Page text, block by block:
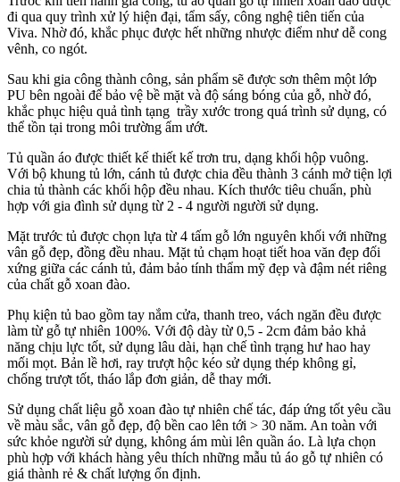
đi qua quy trình xử lý hiện đại, tẩm sấy, công nghệ tiên tiến của
Viva. Nhờ đó, khắc phục được hết những nhược điểm như dễ cong
vênh, co ngót.
Sau khi gia công thành công, sản phẩm sẽ được sơn thêm một lớp
PU bên ngoài để bảo vệ bề mặt và độ sáng bóng của gỗ, nhờ đó,
khắc phục hiệu quả tình tạng trầy xước trong quá trình sử dụng, có
thể tồn tại trong môi trường ẩm ướt.
Tủ quần áo được thiết kế thiết kế trơn tru, dạng khối hộp vuông.
Với bộ khung tủ lớn, cánh tủ được chia đều thành 3 cánh mở tiện lợi
chia tủ thành các khối hộp đều nhau. Kích thước tiêu chuẩn, phù
hợp với gia đình sử dụng từ 2 - 4 người người sử dụng.
Mặt trước tủ được chọn lựa từ 4 tấm gỗ lớn nguyên khối với những
vân gỗ đẹp, đồng đều nhau. Mặt tủ chạm hoạt tiết hoa văn đẹp đối
xứng giữa các cánh tủ, đảm bảo tính thẩm mỹ đẹp và đậm nét riêng
của chất gỗ xoan đào.
Phụ kiện tủ bao gồm tay nắm cửa, thanh treo, vách ngăn đều được
làm từ gỗ tự nhiên 100%. Với độ dày từ 0,5 - 2cm đảm bảo khả
năng chịu lực tốt, sử dụng lâu dài, hạn chế tình trạng hư hao hay
mối mọt. Bản lề hơi, ray trượt hộc kéo sử dụng thép không gỉ,
chống trượt tốt, tháo lắp đơn giản, dễ thay mới.
Sử dụng chất liệu gỗ xoan đào tự nhiên chế tác, đáp ứng tốt yêu cầu
về màu sắc, vân gỗ đẹp, độ bền cao lên tới > 30 năm. An toàn với
sức khỏe người sử dụng, không ám mùi lên quần áo. Là lựa chọn
phù hợp với khách hàng yêu thích những mẫu tủ áo gỗ tự nhiên có
giá thành rẻ & chất lượng ổn định.